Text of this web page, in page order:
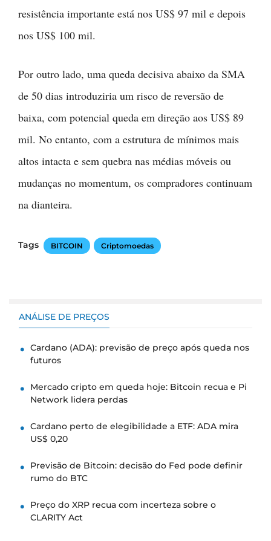
resistência importante está nos US$ 97 mil e depois
nos US$ 100 mil.
Por outro lado, uma queda decisiva abaixo da SMA
de 50 dias introduziria um risco de reversão de
baixa, com potencial queda em direção aos US$ 89
mil. No entanto, com a estrutura de mínimos mais
altos intacta e sem quebra nas médias móveis ou
mudanças no momentum, os compradores continuam
na dianteira.
Tags BITCOIN Criptomoedas
ANÁLISE DE PREÇOS
Cardano (ADA): previsão de preço após queda nos
futuros
Mercado cripto em queda hoje: Bitcoin recua e Pi
Network lidera perdas
Cardano perto de elegibilidade a ETF: ADA mira
US$ 0,20
Previsão de Bitcoin: decisão do Fed pode definir
rumo do BTC
Preço do XRP recua com incerteza sobre o
CLARITY Act